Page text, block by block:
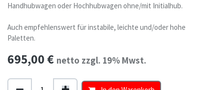
Handhubwagen oder Hochhubwagen ohne/mit Initialhub.
Auch empfehlenswert für instabile, leichte und/oder hohe
Paletten.
695,00€ netto zzgl. 19% Mwst.